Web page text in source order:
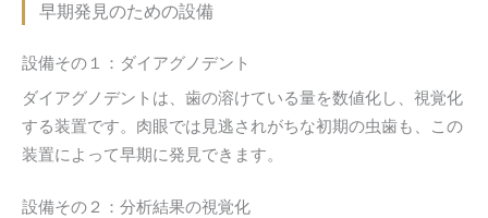
早期発見のための設備
設備その１：ダイアグノデント
ダイアグノデントは、歯の溶けている量を数値化し、視覚化
する装置です。肉眼では見逃されがちな初期の虫歯も、この
装置によって早期に発見できます。
設備その２：分析結果の視覚化